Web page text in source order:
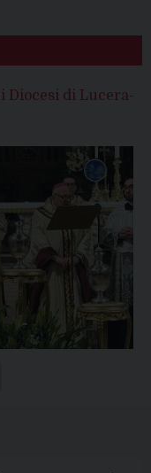
di Lucera-